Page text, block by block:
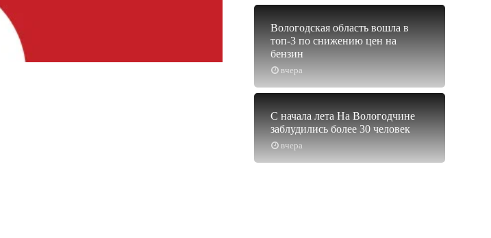
вчера
Вологодская область вошла в
топ-3 по снижению цен на
бензин
вчера
С начала лета На Вологодчине
заблудились более 30 человек